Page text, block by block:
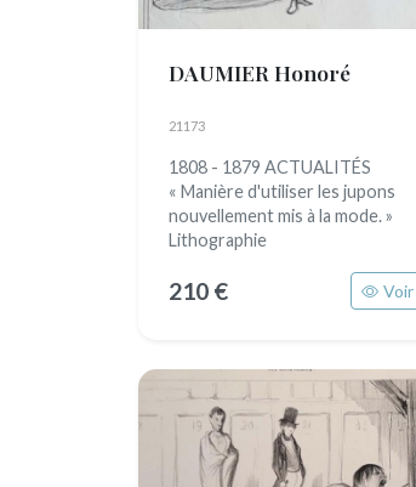
DAUMIER Honoré
21173
1808 - 1879 ACTUALITÉS
« Manière d'utiliser les jupons
nouvellement mis à la mode. »
Lithographie
210 € Voir